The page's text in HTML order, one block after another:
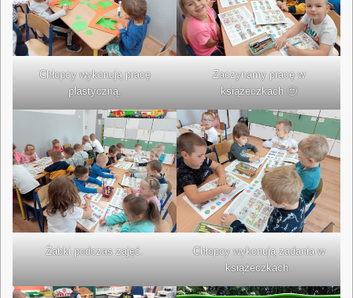
Chłopcy wykonują pracę
plastyczną.
Zaczynamy pracę w
książeczkach 🙂
Żabki podczas zajęć.
Chłopcy wykonują zadania w
książeczkach.